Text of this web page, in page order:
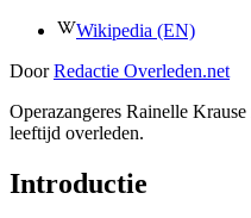
Wikipedia (EN)
Door Redactie Overleden.net
Operazangeres Rainelle
leeftijd overleden.
Introductie